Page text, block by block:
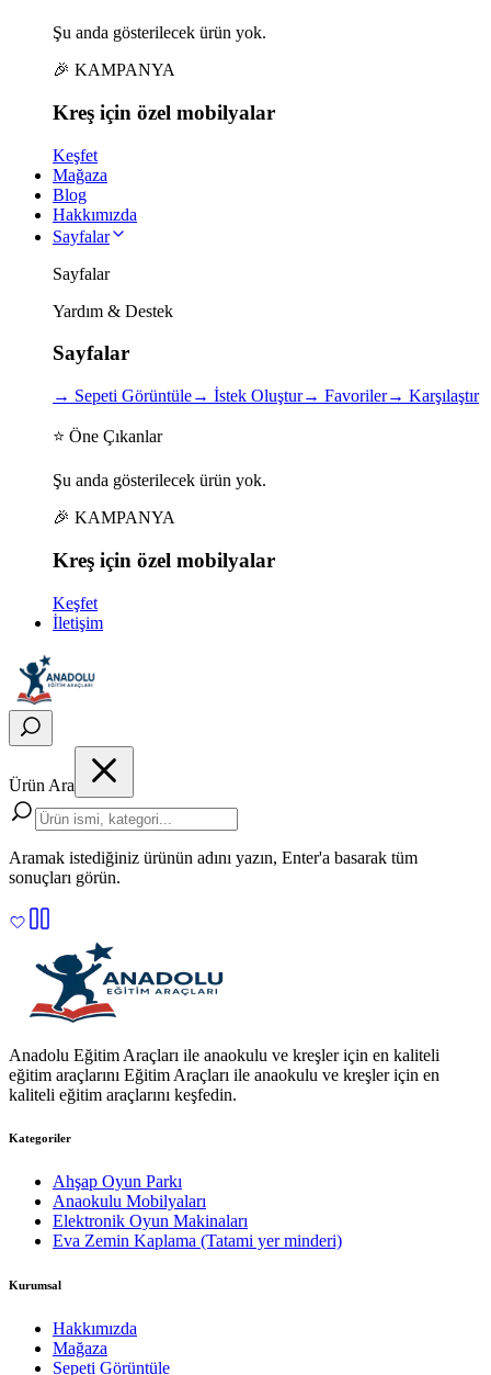
Şu anda gösterilecek ürün yok.
🎉 KAMPANYA
Kreş için özel mobilyalar
Keşfet
Mağaza
Blog
Hakkımızda
Sayfalar
Sayfalar
Yardım & Destek
Sayfalar
→ Sepeti Görüntüle→ İstek Oluştur→ Favoriler→ Karşılaştır
⭐ Öne Çıkanlar
Şu anda gösterilecek ürün yok.
🎉 KAMPANYA
Kreş için özel mobilyalar
Keşfet
İletişim
Ürün Ara
Aramak istediğiniz ürünün adını yazın, Enter'a basarak tüm
sonuçları görün.
Anadolu Eğitim Araçları ile anaokulu ve kreşler için en kaliteli
eğitim araçlarını Eğitim Araçları ile anaokulu ve kreşler için en
kaliteli eğitim araçlarını keşfedin.
Kategoriler
Ahşap Oyun Parkı
Anaokulu Mobilyaları
Elektronik Oyun Makinaları
Eva Zemin Kaplama (Tatami yer minderi)
Kurumsal
Hakkımızda
Mağaza
Sepeti Görüntüle